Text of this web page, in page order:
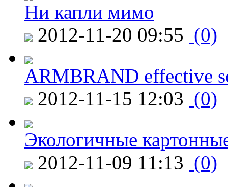
Ни капли мимо
2012-11-20 09:55 (0)
ARMBRAND effective
2012-11-15 12:03 (0)
Экологичные
2012-11-09 11:13 (0)